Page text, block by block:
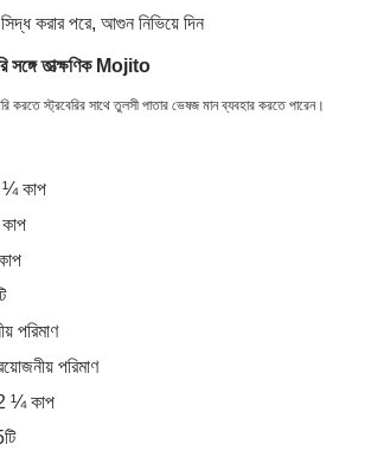
করার পরে, আগুন নিভিয়ে দিন
সঙ্গে তাত্ক্ষণিক Mojito
করতে স্ট্রবেরির সাথে তুলসী পাতার ভেষজ মান ব্যবহার করতে পারেন।
¼ কাপ
পরিমাণ
পরিমাণ
2 ¼ কাপ